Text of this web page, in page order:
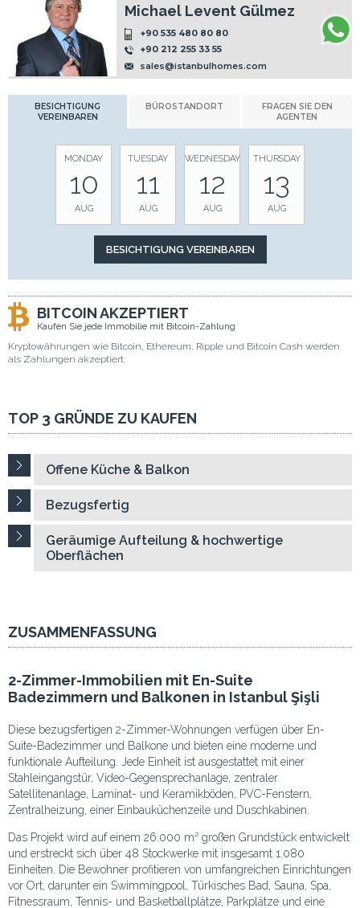
Michael Levent Gülmez
+90 535 480 80 80
+90 212 255 33 55
sales@istanbulhomes.com
BESICHTIGUNG
VEREINBAREN
BÜROSTANDORT
FRAGEN SIE DEN
AGENTEN
MONDAY
10
AUG
TUESDAY
11
AUG
WEDNESDAY
12
AUG
THURSDAY
13
AUG
BITCOIN AKZEPTIERT
Kaufen Sie jede Immobilie mit Bitcoin-Zahlung
Kryptowährungen wie Bitcoin, Ethereum, Ripple und Bitcoin Cash werden
als Zahlungen akzeptiert.
TOP 3 GRÜNDE ZU KAUFEN
Offene Küche & Balkon
Bezugsfertig
Geräumige Aufteilung & hochwertige
Oberflächen
ZUSAMMENFASSUNG
2-Zimmer-Immobilien mit En-Suite
Badezimmern und Balkonen in Istanbul Şişli
Diese bezugsfertigen 2-Zimmer-Wohnungen verfügen über En-
Suite-Badezimmer und Balkone und bieten eine moderne und
funktionale Aufteilung. Jede Einheit ist ausgestattet mit einer
Stahleingangstür, Video-Gegensprechanlage, zentraler
Satellitenanlage, Laminat- und Keramikböden, PVC-Fenstern,
Zentralheizung, einer Einbauküchenzeile und Duschkabinen.
Das Projekt wird auf einem 26.000 m² großen Grundstück entwickelt
und erstreckt sich über 48 Stockwerke mit insgesamt 1.080
Einheiten. Die Bewohner profitieren von umfangreichen Einrichtungen
vor Ort, darunter ein Swimmingpool, Türkisches Bad, Sauna, Spa,
Fitnessraum, Tennis- und Basketballplätze, Parkplätze und eine